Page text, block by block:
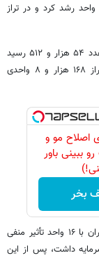
واحدی دست یافت، علاوه بر این شاخص آزاد شناور ۷۷ واحد رشد کرد و در تراز
اما شاخص بازار اول با افت ۳۱ واحدی همراه شد و به عدد ۵۴ هزار و ۵۱۲ رسید
همچنین شاخص بازار دوم ۳۲۸ واحد رشد کرد و در تراز ۱۶۸ هزار و ۸ واحدی
اصلاح مو و
ببینی باور
بخر
در داد و ستد های امروز نماد شرکت ملی صنایع مس ایران با ۱۶ واحد تأثیر منفی
داشت، پس از این